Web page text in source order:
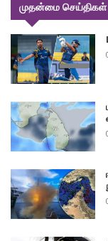
முதன்மை செய்திகள்